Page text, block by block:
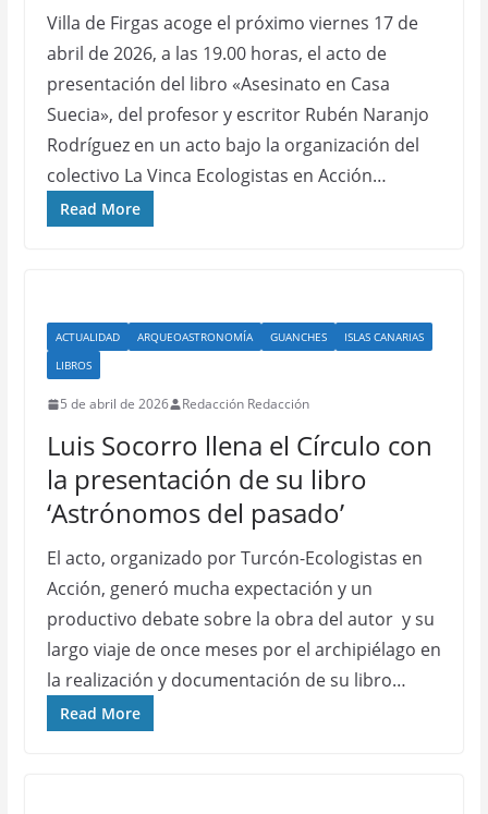
Villa de Firgas acoge el próximo viernes 17 de
abril de 2026, a las 19.00 horas, el acto de
presentación del libro «Asesinato en Casa
Suecia», del profesor y escritor Rubén Naranjo
Rodríguez en un acto bajo la organización del
colectivo La Vinca Ecologistas en Acción…
Read More
ACTUALIDAD ARQUEOASTRONOMÍA GUANCHES
ISLAS CANARIAS
LIBROS
5 de abril de 2026 Redacción Redacción
Luis Socorro llena el Círculo con
la presentación de su libro
‘Astrónomos del pasado’
El acto, organizado por Turcón-Ecologistas en
Acción, generó mucha expectación y un
productivo debate sobre la obra del autor y su
largo viaje de once meses por el archipiélago en
la realización y documentación de su libro…
Read More